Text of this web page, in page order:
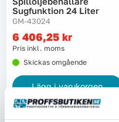
Sugfunktion 24 Liter
GM-43024
6 406,25 kr
Pris inkl. moms
Skickas omgående
Lägg i varukorgen